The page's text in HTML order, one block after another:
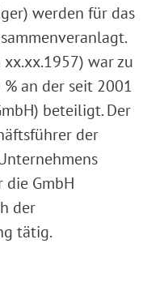
werden für das
war zu
an der seit 2001
beteiligt. Der
der
GmbH
der
tätig.